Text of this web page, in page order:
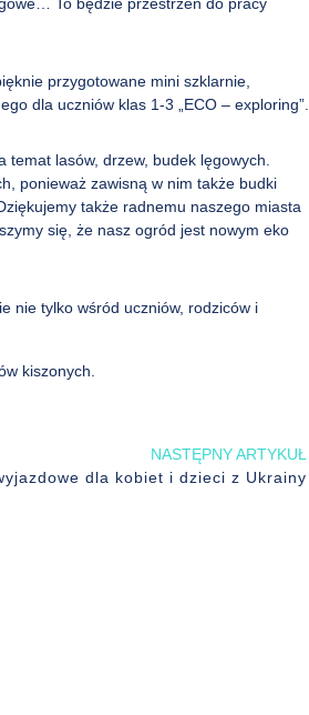
przygotowane mini szklarnie,
dla uczniów klas 1-3 „ECO – exploring”.
lasów, drzew, budek lęgowych.
ponieważ zawisną w nim także budki
także radnemu naszego miasta
się, że nasz ogród jest nowym eko
nie tylko wśród uczniów, rodziców i
kiszonych.
NASTĘPNY ARTYKUŁ
dla kobiet i dzieci z Ukrainy